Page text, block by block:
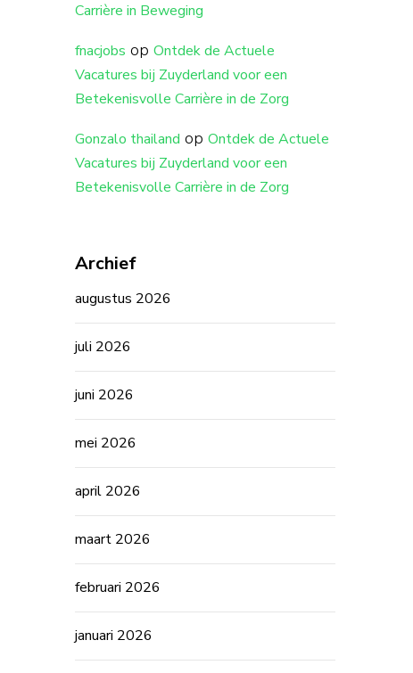
Carrière in Beweging
fnacjobs op Ontdek de Actuele
Vacatures bij Zuyderland voor een
Betekenisvolle Carrière in de Zorg
Gonzalo thailand op Ontdek de Actuele
Vacatures bij Zuyderland voor een
Betekenisvolle Carrière in de Zorg
Archief
augustus 2026
juli 2026
juni 2026
mei 2026
april 2026
maart 2026
februari 2026
januari 2026